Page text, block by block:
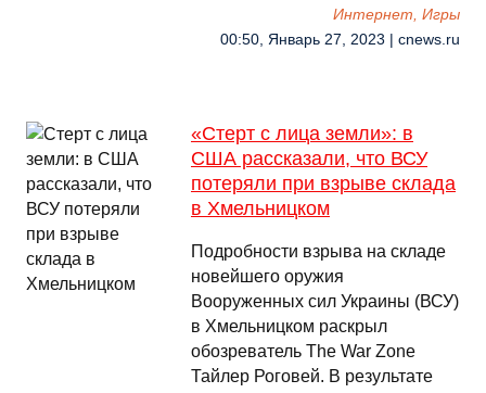
Интернет, Игры
00:50, Январь 27, 2023 | cnews.ru
«Стерт с лица земли»: в
США рассказали, что ВСУ
потеряли при взрыве склада
в Хмельницком
Подробности взрыва на складе
новейшего оружия
Вооруженных сил Украины (ВСУ)
в Хмельницком раскрыл
обозреватель The War Zone
Тайлер Роговей. В результате